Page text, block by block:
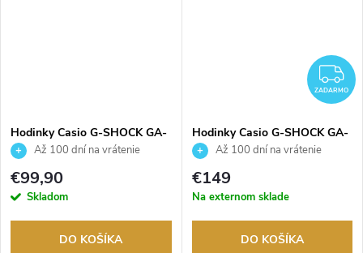
Hodinky Casio G-SHOCK GA-
2100-1A1ER
Až 100 dní na vrátenie
tovaru. Autorizovaný predajca.
€99,90
Skladom
DO KOŠÍKA
ZADARMO
Hodinky Casio G-SHOCK GA-
110GB-1AER
Až 100 dní na vrátenie
tovaru. Autorizovaný predajca.
€149
Na externom sklade
DO KOŠÍKA